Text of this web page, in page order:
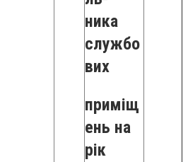
ника
службо
вих
приміщ
ень на
рік